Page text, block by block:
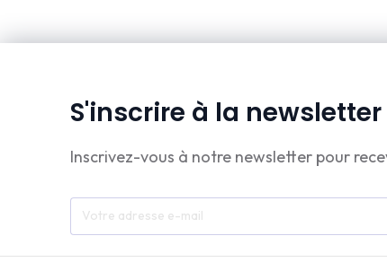
S'inscrire à la newsletter
Inscrivez-vous à notre newsletter pour